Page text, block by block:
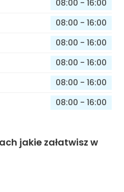
08:00 - 16:00
08:00 - 16:00
08:00 - 16:00
08:00 - 16:00
08:00 - 16:00
08:00 - 16:00
jakie załatwisz w